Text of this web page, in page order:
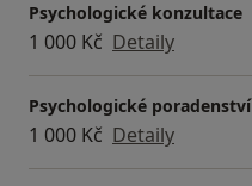
Psychologické konzultace
1 000 Kč Detaily
Psychologické poradenství
1 000 Kč Detaily